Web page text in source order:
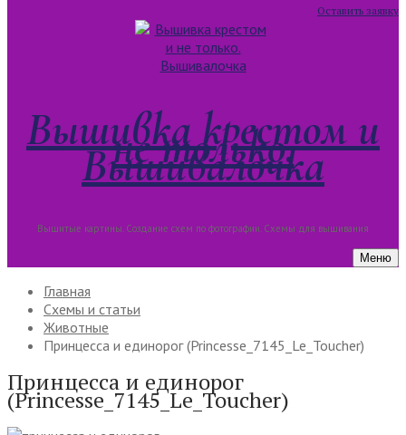
Оставить заявку
Вышивка крестом и
не только.
Вышивалочка
Вышитые картины. Создание схем по фотографии. Схемы для вышивания
Меню
Главная
Схемы и статьи
Животные
Принцесса и единорог (Princesse_7145_Le_Toucher)
Принцесса и единорог
(Princesse_7145_Le_Toucher)